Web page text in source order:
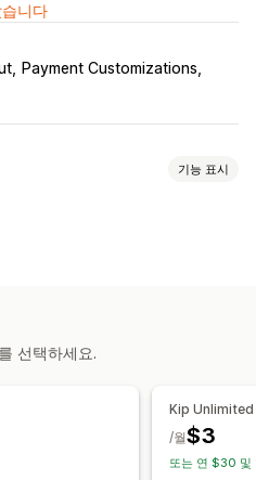
니다
Payment Customizations
기능 표시
선택하세요.
Kip Unlimited
$3
/월
또는 연 $30 및